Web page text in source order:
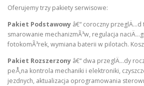
Oferujemy trzy pakiety serwisowe:
Pakiet Podstawowy â€“ coroczny przeglÄ…d
smarowanie mechanizmÃ³w, regulacja
fotokomÃ³rek, wymiana baterii w pilotach.
Pakiet Rozszerzony â€“ dwa przeglÄ…dy
peÅ‚na kontrola mechaniki i elektroniki,
jezdnych, aktualizacja oprogramowania